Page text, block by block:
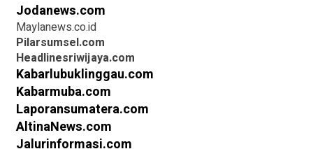
Jodanews.com
Maylanews.co.id
Pilarsumsel.com
Headlinesriwijaya.com
Kabarlubuklinggau.com
Kabarmuba.com
Laporansumatera.com
AltinaNews.com
Jalurinformasi.com